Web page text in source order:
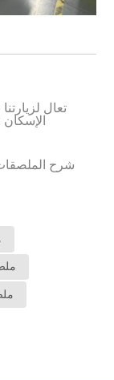
تعال
الإسكان
شرح الملصقات